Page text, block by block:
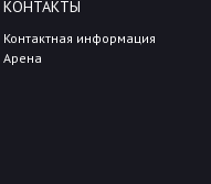
КОНТАКТЫ
Контактная информация
Арена